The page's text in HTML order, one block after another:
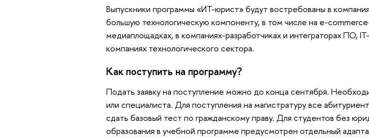
Выпускники программы «ИТ-юрист» будут востребованы в
большую технологическую компоненту, в том числе на e-
медиаплощадках, в компаниях-разработчиках и интеграторах ПО,
компаниях технологического сектора.
Как поступить на программу?
Подать заявку на поступление можно до конца сентября.
или специалиста. Для поступления на магистратуру все
сдать базовый тест по гражданскому праву. Для студентов без
образования в учебной программе предусмотрен отдельный